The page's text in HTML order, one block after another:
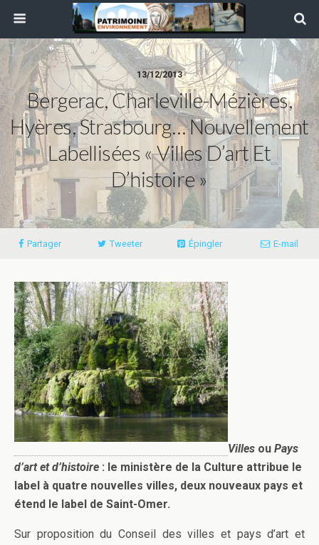
13/12/2013
Bergerac, Charleville-Mézières,
Hyères, Strasbourg… Nouvellement
Labellisées « Villes D’art Et
D’histoire »
Partager Tweeter Épingler E-mail
Villes ou Pays
d’art et d’histoire : le ministère de la Culture attribue le
label à quatre nouvelles villes, deux nouveaux pays et
étend le label de Saint-Omer.
Sur proposition du Conseil des villes et pays d’art et